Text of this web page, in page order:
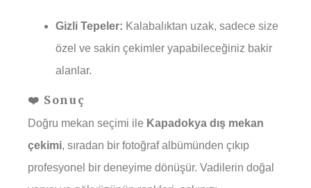
Gizli Tepeler: Kalabalıktan uzak, sadece size
özel ve sakin çekimler yapabileceğiniz bakir
alanlar.
❤️ Sonuç
Doğru mekan seçimi ile Kapadokya dış mekan
çekimi, sıradan bir fotoğraf albümünden çıkıp
profesyonel bir deneyime dönüşür. Vadilerin doğal